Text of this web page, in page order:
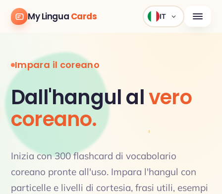
My Lingua Cards IT
Impara il coreano
Dall'hangul alvero
coreano.
Inizia con 300 flashcard di vocabolario
coreano pronte all'uso. Impara l'hangul con
particelle e livelli di cortesia, frasi utili, esempi